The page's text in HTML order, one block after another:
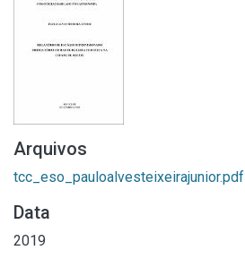
Arquivos
tcc_eso_pauloalvesteixeirajunior.pdf
Data
2019